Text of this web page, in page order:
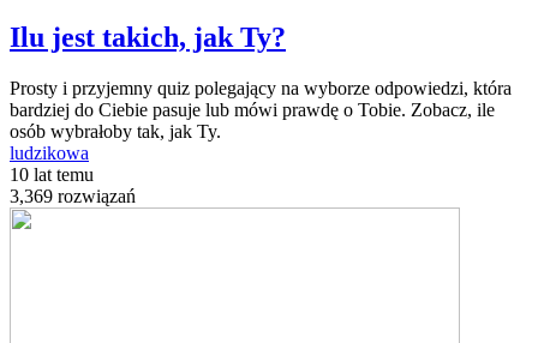
Ilu jest takich, jak Ty?
Prosty i przyjemny quiz polegający na wyborze odpowiedzi, która
bardziej do Ciebie pasuje lub mówi prawdę o Tobie. Zobacz, ile
osób wybrałoby tak, jak Ty.
ludzikowa
10 lat temu
3,369 rozwiązań